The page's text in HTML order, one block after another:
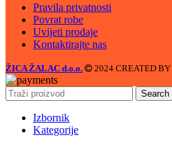
Pravila privatnosti
Povrat robe
Uvijeti prodaje
Kontaktirajte nas
ŽICA ŽALAC d.o.o. 2024 CREATED BY
Search
Izbornik
Kategorije